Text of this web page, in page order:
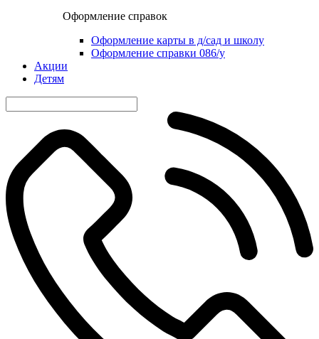
Оформление справок
Оформление карты в д/сад и школу
Оформление справки 086/у
Акции
Детям